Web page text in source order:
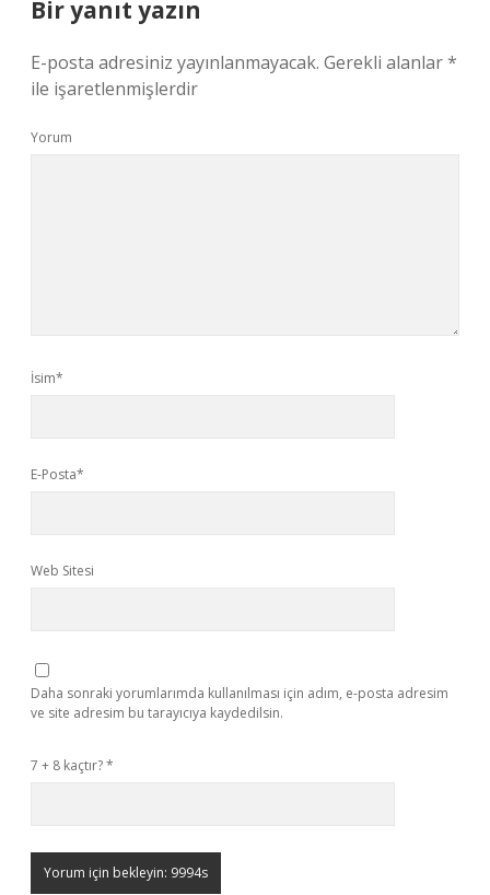
Bir yanıt yazın
E-posta adresiniz yayınlanmayacak. Gerekli alanlar*
ile işaretlenmişlerdir
Yorum
İsim*
E-Posta*
Web Sitesi
Daha sonraki yorumlarımda kullanılması için adım, e-posta adresim
ve site adresim bu tarayıcıya kaydedilsin.
7 + 8 kaçtır?*